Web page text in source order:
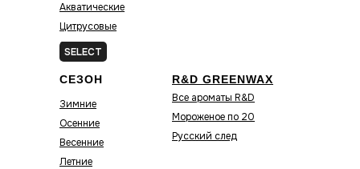
Акватические
Цитрусовые
Зелёные
R&D GREENWAX
Все ароматы R&D
Мороженое по 20
Русский след
СЕЗОН
Зимние
Осенние
Весенние
Летние
SELECT